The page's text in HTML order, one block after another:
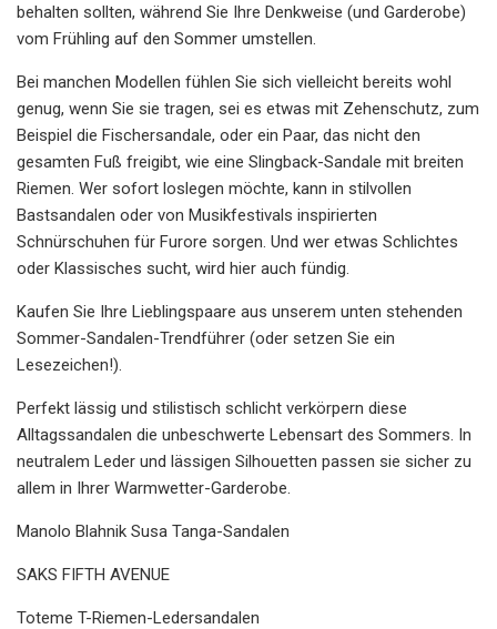
behalten sollten, während Sie Ihre Denkweise (und Garderobe)
vom Frühling auf den Sommer umstellen.
Bei manchen Modellen fühlen Sie sich vielleicht bereits wohl
genug, wenn Sie sie tragen, sei es etwas mit Zehenschutz, zum
Beispiel die Fischersandale, oder ein Paar, das nicht den
gesamten Fuß freigibt, wie eine Slingback-Sandale mit breiten
Riemen. Wer sofort loslegen möchte, kann in stilvollen
Bastsandalen oder von Musikfestivals inspirierten
Schnürschuhen für Furore sorgen. Und wer etwas Schlichtes
oder Klassisches sucht, wird hier auch fündig.
Kaufen Sie Ihre Lieblingspaare aus unserem unten stehenden
Sommer-Sandalen-Trendführer (oder setzen Sie ein
Lesezeichen!).
Perfekt lässig und stilistisch schlicht verkörpern diese
Alltagssandalen die unbeschwerte Lebensart des Sommers. In
neutralem Leder und lässigen Silhouetten passen sie sicher zu
allem in Ihrer Warmwetter-Garderobe.
Manolo Blahnik Susa Tanga-Sandalen
SAKS FIFTH AVENUE
Toteme T-Riemen-Ledersandalen